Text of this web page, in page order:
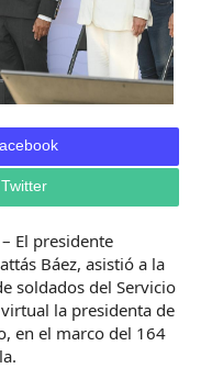
El presidente
Báez, asistió a la
soldados del Servicio
la presidenta de
en el marco del 164